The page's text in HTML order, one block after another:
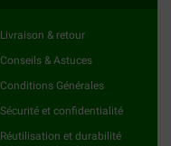
Livraison & retour
Conseils & Astuces
Conditions Générales
Sécurité et confidentialité
Réutilisation et durabilité